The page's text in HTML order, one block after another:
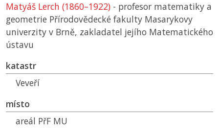
Matyáš Lerch (1860–1922) - profesor matematiky a
geometrie Přírodovědecké fakulty Masarykovy
univerzity v Brně, zakladatel jejího Matematického
ústavu
katastr
Veveří
místo
areál PřF MU